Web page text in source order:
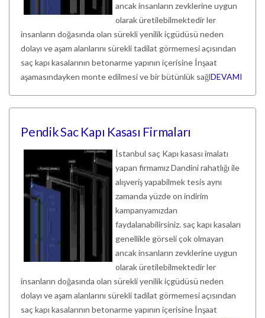
ancak insanların zevklerine uygun
olarak üretilebilmektedir ler
insanların doğasında olan sürekli yenilik içgüdüsü neden
dolayı ve aşam alanlarını sürekli tadilat görmemesi açısından
saç kapı kasalarının betonarme yapının içerisine İnşaat
aşamasındayken monte edilmesi ve bir bütünlük sağlDEVAMI
Pendik Sac Kapı Kasası Firmaları
İstanbul saç Kapı kasası imalatı
yapan firmamız Dandini rahatlığı ile
alışveriş yapabilmek tesis aynı
zamanda yüzde on indirim
kampanyamızdan
faydalanabilirsiniz. saç kapı kasaları
genellikle görseli çok olmayan
ancak insanların zevklerine uygun
olarak üretilebilmektedir ler
insanların doğasında olan sürekli yenilik içgüdüsü neden
dolayı ve aşam alanlarını sürekli tadilat görmemesi açısından
saç kapı kasalarının betonarme yapının içerisine İnşaat